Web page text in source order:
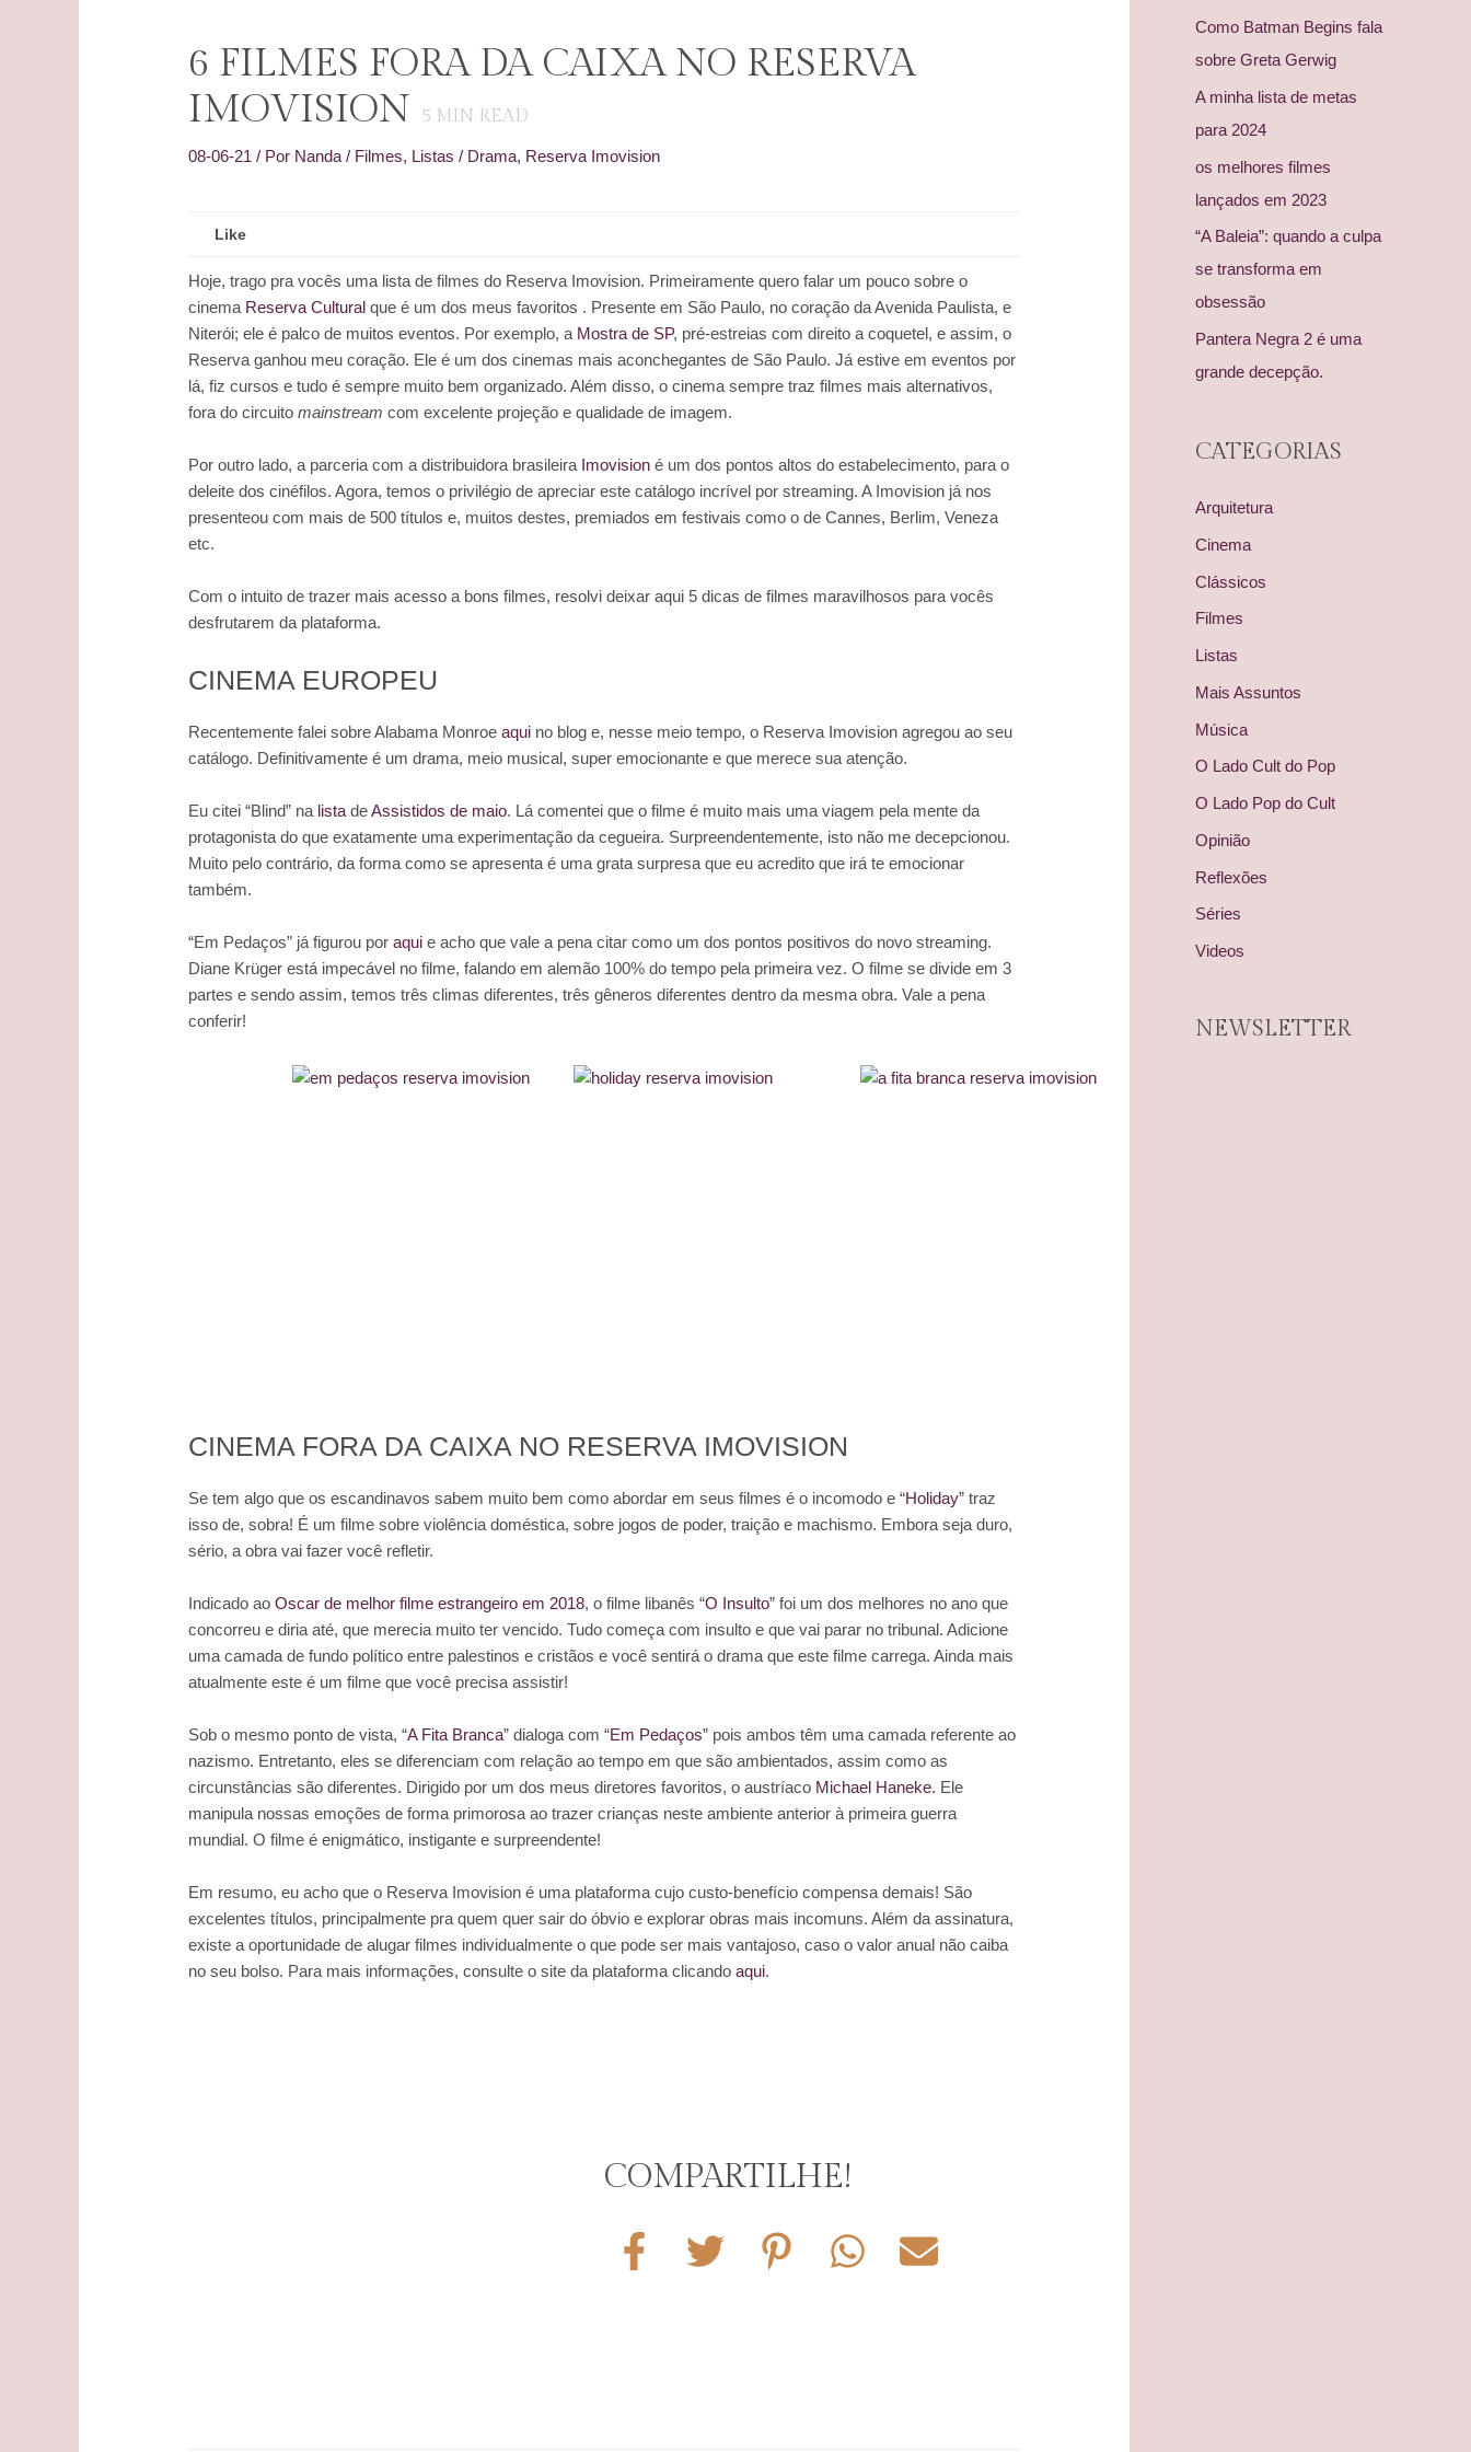
6 FILMES FORA DA CAIXA NO RESERVA
IMOVISION
5 MIN READ
08-06-21/ Por Nanda/ Filmes, Listas / Drama, Reserva Imovision
Like
Hoje, trago pra vocês uma lista de filmes do Reserva Imovision. Primeiramente quero falar um pouco sobre o
cinema Reserva Culturalque é um dos meus favoritos . Presente em São Paulo, no coração da Avenida Paulista, e
Niterói; ele é palco de muitos eventos. Por exemplo, a Mostra de SP, pré-estreias com direito a coquetel, e assim, o
Reserva ganhou meu coração. Ele é um dos cinemas mais aconchegantes de São Paulo. Já estive em eventos por
lá, fiz cursos e tudo é sempre muito bem organizado. Além disso, o cinema sempre traz filmes mais alternativos,
fora do circuitomainstream com excelente projeção e qualidade de imagem.
Por outro lado, a parceria com a distribuidora brasileira Imovision é um dos pontos altos do estabelecimento, para o
deleite dos cinéfilos. Agora, temos o privilégio de apreciar este catálogo incrível por streaming. A Imovision já nos
presenteou com mais de 500 títulos e, muitos destes, premiados em festivais como o de Cannes, Berlim, Veneza
etc.
Com o intuito de trazer mais acesso a bons filmes, resolvi deixar aqui 5 dicas de filmes maravilhosos para vocês
desfrutarem da plataforma.
CINEMA EUROPEU
Recentemente falei sobre Alabama Monroeaqui no blog e, nesse meio tempo, o Reserva Imovision agregou ao seu
catálogo. Definitivamente é um drama, meio musical, super emocionante e que merece sua atenção.
Eu citei “Blind” na lista deAssistidos de maio. Lá comentei que o filme é muito mais uma viagem pela mente da
protagonista do que exatamente uma experimentação da cegueira. Surpreendentemente, isto não me decepcionou.
Muito pelo contrário, da forma como se apresenta é uma grata surpresa que eu acredito que irá te emocionar
também.
“Em Pedaços” já figurou poraqui e acho que vale a pena citar como um dos pontos positivos do novo streaming.
Diane Krüger está impecável no filme, falando em alemão 100% do tempo pela primeira vez. O filme se divide em 3
partes e sendo assim, temos três climas diferentes, três gêneros diferentes dentro da mesma obra. Vale a pena
conferir!
CINEMA FORA DA CAIXA NO RESERVA IMOVISION
Se tem algo que os escandinavos sabem muito bem como abordar em seus filmes é o incomodo e “Holiday” traz
isso de, sobra! É um filme sobre violência doméstica, sobre jogos de poder, traição e machismo. Embora seja duro,
sério, a obra vai fazer você refletir.
Indicado aoOscar de melhor filme estrangeiro em 2018, o filme libanês “O Insulto” foi um dos melhores no ano que
concorreu e diria até, que merecia muito ter vencido. Tudo começa com insulto e que vai parar no tribunal. Adicione
uma camada de fundo político entre palestinos e cristãos e você sentirá o drama que este filme carrega. Ainda mais
atualmente este é um filme que você precisa assistir!
Sob o mesmo ponto de vista, “A Fita Branca” dialoga com “Em Pedaços” pois ambos têm uma camada referente ao
nazismo. Entretanto, eles se diferenciam com relação ao tempo em que são ambientados, assim como as
circunstâncias são diferentes. Dirigido por um dos meus diretores favoritos, o austríaco Michael Haneke. Ele
manipula nossas emoções de forma primorosa ao trazer crianças neste ambiente anterior à primeira guerra
mundial. O filme é enigmático, instigante e surpreendente!
Em resumo, eu acho que o Reserva Imovision é uma plataforma cujo custo-benefício compensa demais! São
excelentes títulos, principalmente pra quem quer sair do óbvio e explorar obras mais incomuns. Além da assinatura,
existe a oportunidade de alugar filmes individualmente o que pode ser mais vantajoso, caso o valor anual não caiba
no seu bolso. Para mais informações, consulte o site da plataforma clicandoaqui.
COMPARTILHE!
Como Batman Begins fala
sobre Greta Gerwig
A minha lista de metas
para 2024
os melhores filmes
lançados em 2023
“A Baleia”: quando a culpa
se transforma em
obsessão
Pantera Negra 2 é uma
grande decepção.
CATEGORIAS
Arquitetura
Cinema
Clássicos
Filmes
Listas
Mais Assuntos
Música
O Lado Cult do Pop
O Lado Pop do Cult
Opinião
Reflexões
Séries
Videos
NEWSLETTER